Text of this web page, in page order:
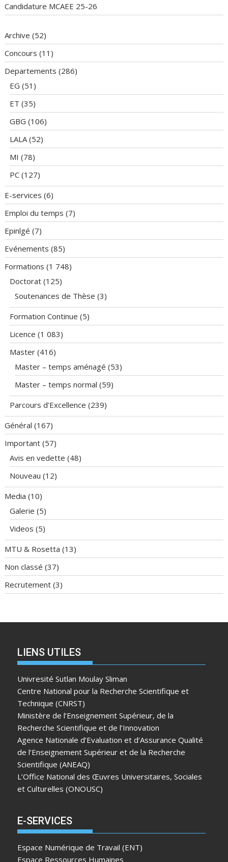
Candidature MCAEE 25-26
Archive (52)
Concours (11)
Departements (286)
EG (51)
ET (35)
GBG (106)
LALA(52)
MI (78)
PC (127)
E-services (6)
Emploi du temps (7)
Epinlgé (7)
Evénements (85)
Formations (1 748)
Doctorat (125)
Soutenances de Thèse (3)
Formation Continue (5)
Licence (1 083)
Master (416)
Master – temps aménagé (53)
Master – temps normal (59)
Parcours d’Excellence (239)
Général (167)
Important (57)
Avis en vedette (48)
Nouveau (12)
Media (10)
Galerie (5)
Videos (5)
MTU & Rosetta (13)
Non classé (37)
Recrutement (3)
LIENS UTILES
Univresité Sutlan Moulay Sliman
Centre National pour la Recherche Scientifique et
Technique (CNRST)
Ministère de l’Enseignement Supérieur, de la
Recherche Scientifique et de l’Innovation
Agence Nationale d’Evaluation et d’Assurance Qualité
de l’Enseignement Supérieur et de la Recherche
Scientifique (ANEAQ)
L’Office National des Œuvres Universitaires, Sociales
et Culturelles (ONOUSC)
E-SERVICES
Espace Numérique de Travail (ENT)
Espace Ressources Humaines